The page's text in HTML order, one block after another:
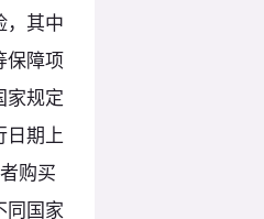
，其中
保障项
家规定
日期上
购买
同国家